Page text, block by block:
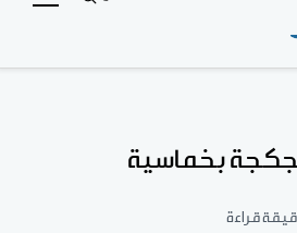
بخماسية